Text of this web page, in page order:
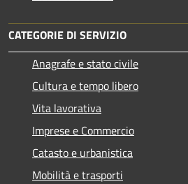
CATEGORIE DI SERVIZIO
Anagrafe e stato civile
Cultura e tempo libero
Vita lavorativa
Imprese e Commercio
Catasto e urbanistica
Mobilità e trasporti